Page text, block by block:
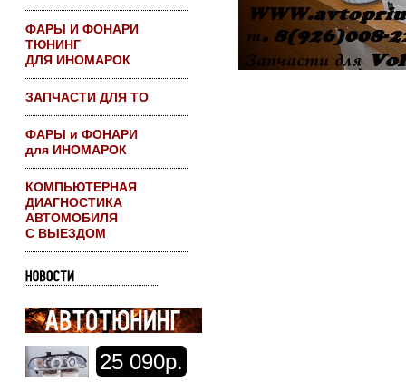
ФАРЫ И ФОНАРИ
ТЮНИНГ
ДЛЯ ИНОМАРОК
ЗАПЧАСТИ ДЛЯ ТО
ФАРЫ и ФОНАРИ
для ИНОМАРОК
КОМПЬЮТЕРНАЯ
ДИАГНОСТИКА
АВТОМОБИЛЯ
С ВЫЕЗДОМ
25 090р.